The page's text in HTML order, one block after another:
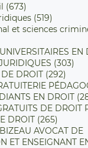
(673)
(519)
et sciences
EN
(303)
DE DROIT (292)
EN DROIT
DE DROIT
DROIT (265)
AVOCAT DE
ET ENSEIGNANT